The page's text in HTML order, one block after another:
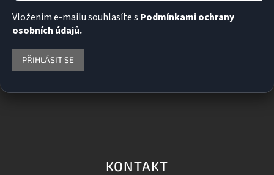
Vložením e-mailu souhlasíte s Podmínkami ochrany
osobních údajů.
PŘIHLÁSIT SE
KONTAKT